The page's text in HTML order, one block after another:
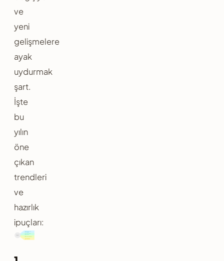
ve
yeni
gelişmelere
ayak
uydurmak
şart.
İşte
bu
yılın
öne
çıkan
trendleri
ve
hazırlık
ipuçları: